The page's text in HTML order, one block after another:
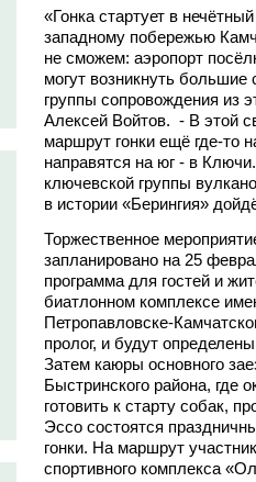
«Гонка стартует в
западному побережью
не сможем: аэропорт
могут возникнуть
группы сопровождения из
Алексей Войтов. - В этой
маршрут гонки ещё где-то
направятся на юг - в
ключевской группы
в истории «Берингия»
Торжественное
запланировано на 25
программа для гостей и
биатлонном комплексе
Петропавловске-
пролог, и будут
Затем каюры основного
Быстринского района, где
готовить к старту собак,
Эссо состоятся
гонки. На маршрут
спортивного комплекса